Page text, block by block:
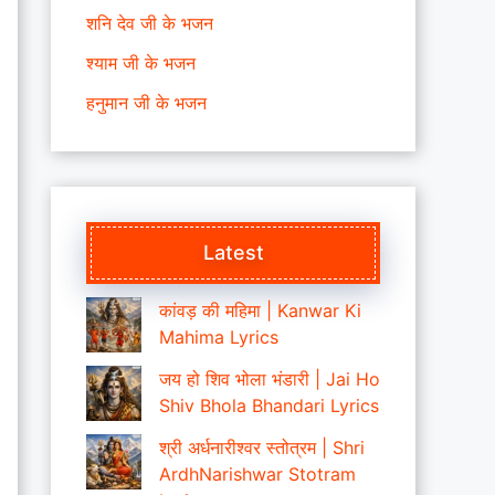
शनि देव जी के भजन
श्याम जी के भजन
हनुमान जी के भजन
Latest
कांवड़ की महिमा | Kanwar Ki
Mahima Lyrics
जय हो शिव भोला भंडारी | Jai Ho
Shiv Bhola Bhandari Lyrics
श्री अर्धनारीश्वर स्तोत्रम | Shri
ArdhNarishwar Stotram